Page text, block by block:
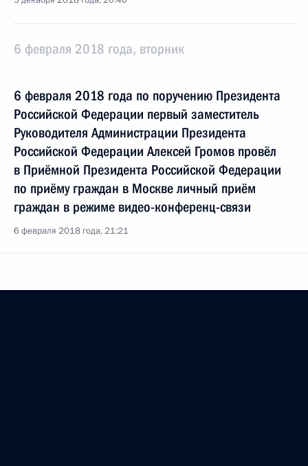
6 февраля 2018 года, вторник
6 февраля 2018 года по поручению Президента
Российской Федерации первый заместитель
Руководителя Администрации Президента
Российской Федерации Алексей Громов провёл
в Приёмной Президента Российской Федерации
по приёму граждан в Москве личный приём
граждан в режиме видео-конференц-связи
6 февраля 2018 года, 21:21